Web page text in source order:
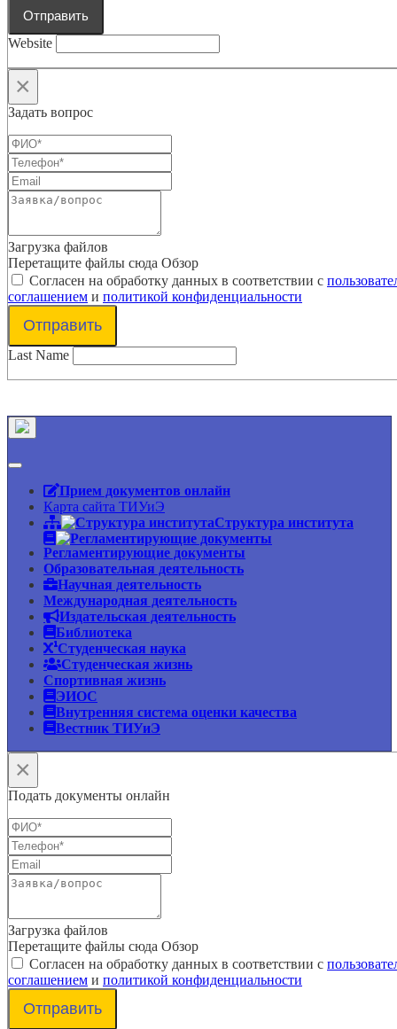
Отправить
Website
×
Задать вопрос
Загрузка файлов
Перетащите файлы сюда Обзор
Согласен на обработку данных в соответствии с
соглашением и политикой конфиденциальности
Отправить
Last Name
Прием документов онлайн
Карта сайта ТИУиЭ
Структура института
Регламентирующие документы
Образовательная деятельность
Научная деятельность
Международная деятельность
Издательская деятельность
Библиотека
Студенческая наука
Студенческая жизнь
Спортивная жизнь
ЭИОС
Внутренняя система оценки качества
Вестник ТИУиЭ
×
Подать документы онлайн
Загрузка файлов
Перетащите файлы сюда Обзор
Согласен на обработку данных в соответствии с
соглашением и политикой конфиденциальности
Отправить